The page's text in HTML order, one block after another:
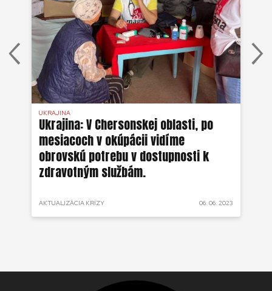
UKRAJINA
Ukrajina: V Chersonskej oblasti, po
mesiacoch v okúpácii vidíme
obrovskú potrebu v dostupnosti k
zdravotným službám.
AKTUALIZÁCIA KRÍZY 06. 06. 2023